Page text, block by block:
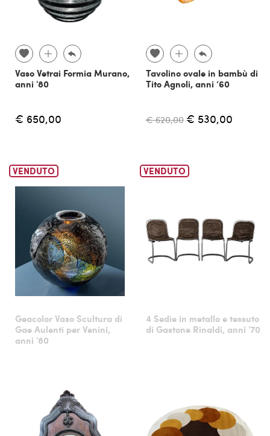
Vaso Vetrai Formia Murano,
anni '80
€ 650,00
Tavolino ovale in bambù di
Tito Agnoli, anni ‘60
€ 620,00 € 530,00
VENDUTO
Geacolor Vaso Scultura di
Gae Aulenti per Venini,
anni '80
VENDUTO
4 Sedie in metallo e tessuto
di Gastone Rinaldi, anni '70